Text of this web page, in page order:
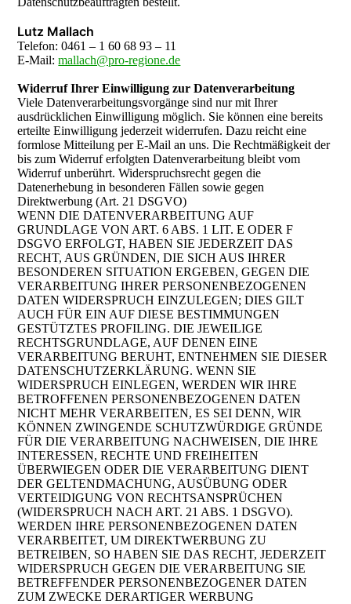
Lutz Mallach
Telefon: 0461 – 1 60 68 93 – 11
E-Mail:mallach@pro-regione.de
Widerruf Ihrer Einwilligung zur Datenverarbeitung
Viele Datenverarbeitungsvorgänge sind nur mit Ihrer
ausdrücklichen Einwilligung möglich. Sie können eine bereits
erteilte Einwilligung jederzeit widerrufen. Dazu reicht eine
formlose Mitteilung per E-Mail an uns. Die Rechtmäßigkeit der
bis zum Widerruf erfolgten Datenverarbeitung bleibt vom
Widerruf unberührt. Widerspruchsrecht gegen die
Datenerhebung in besonderen Fällen sowie gegen
Direktwerbung (Art. 21 DSGVO)
WENN DIE DATENVERARBEITUNG AUF
GRUNDLAGE VON ART. 6 ABS. 1 LIT. E ODER F
DSGVO ERFOLGT, HABEN SIE JEDERZEIT DAS
RECHT, AUS GRÜNDEN, DIE SICH AUS IHRER
BESONDEREN SITUATION ERGEBEN, GEGEN DIE
VERARBEITUNG IHRER PERSONENBEZOGENEN
DATEN WIDERSPRUCH EINZULEGEN; DIES GILT
AUCH FÜR EIN AUF DIESE BESTIMMUNGEN
GESTÜTZTES PROFILING. DIE JEWEILIGE
RECHTSGRUNDLAGE, AUF DENEN EINE
VERARBEITUNG BERUHT, ENTNEHMEN SIE DIESER
DATENSCHUTZERKLÄRUNG. WENN SIE
WIDERSPRUCH EINLEGEN, WERDEN WIR IHRE
BETROFFENEN PERSONENBEZOGENEN DATEN
NICHT MEHR VERARBEITEN, ES SEI DENN, WIR
KÖNNEN ZWINGENDE SCHUTZWÜRDIGE GRÜNDE
FÜR DIE VERARBEITUNG NACHWEISEN, DIE IHRE
INTERESSEN, RECHTE UND FREIHEITEN
ÜBERWIEGEN ODER DIE VERARBEITUNG DIENT
DER GELTENDMACHUNG, AUSÜBUNG ODER
VERTEIDIGUNG VON RECHTSANSPRÜCHEN
(WIDERSPRUCH NACH ART. 21 ABS. 1 DSGVO).
WERDEN IHRE PERSONENBEZOGENEN DATEN
VERARBEITET, UM DIREKTWERBUNG ZU
BETREIBEN, SO HABEN SIE DAS RECHT, JEDERZEIT
WIDERSPRUCH GEGEN DIE VERARBEITUNG SIE
BETREFFENDER PERSONENBEZOGENER DATEN
ZUM ZWECKE DERARTIGER WERBUNG